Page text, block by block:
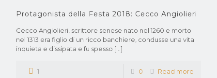
Protagonista della Festa 2018: Cecco Angiolieri
Cecco Angiolieri, scrittore senese nato nel 1260 e morto
nel 1313 era figlio di un ricco banchiere, condusse una vita
inquieta e dissipata e fu spesso […]
1 0 Read more